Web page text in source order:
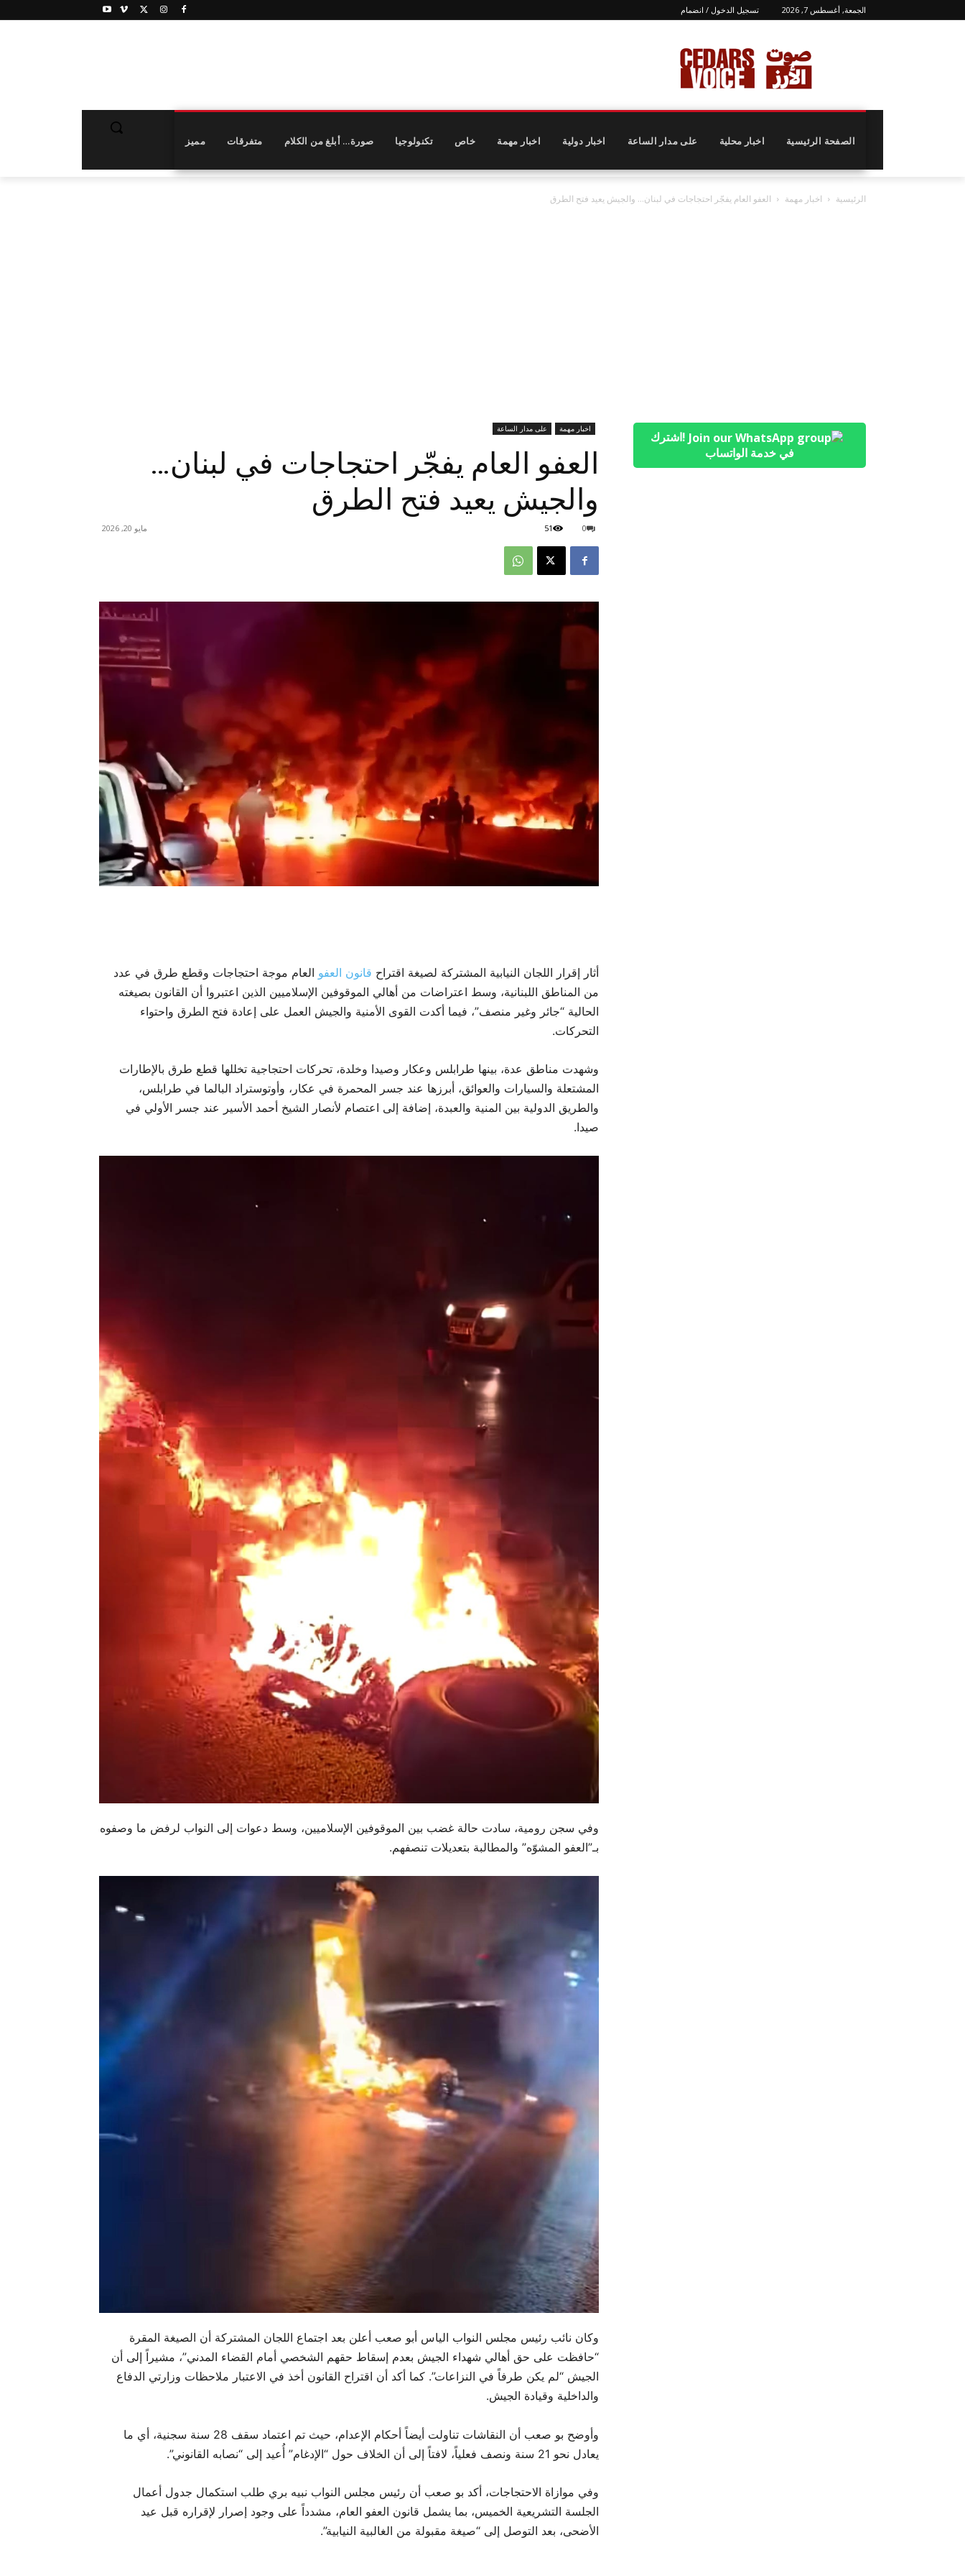
الجمعة, أغسطس 7, 2026 تسجيل الدخول / انضمام
الصفحة الرئيسية اخبار محلية على مدار الساعة اخبار دولية اخبار مهمة خاص تكنولوجيا صورة… أبلغ من الكلام متفرقات مميز
الرئيسية اخبار مهمة العفو العام يفجّر احتجاجات في لبنان… والجيش يعيد فتح الطرق
اخبار مهمة على مدار الساعة
العفو العام يفجّر احتجاجات في لبنان…
والجيش يعيد فتح الطرق
مايو 20, 2026 0
51
أثار إقرار اللجان النيابية المشتركة لصيغة اقتراح قانون العفو العام موجة احتجاجات وقطع طرق في عدد
من المناطق اللبنانية، وسط اعتراضات من أهالي الموقوفين الإسلاميين الذين اعتبروا أن القانون بصيغته
الحالية “جائر وغير منصف”، فيما أكدت القوى الأمنية والجيش العمل على إعادة فتح الطرق واحتواء
التحركات.
وشهدت مناطق عدة، بينها طرابلس وعكار وصيدا وخلدة، تحركات احتجاجية تخللها قطع طرق بالإطارات
المشتعلة والسيارات والعوائق، أبرزها عند جسر المحمرة في عكار، وأوتوستراد البالما في طرابلس،
والطريق الدولية بين المنية والعبدة، إضافة إلى اعتصام لأنصار الشيخ أحمد الأسير عند جسر الأولي في
صيدا.
وفي سجن رومية، سادت حالة غضب بين الموقوفين الإسلاميين، وسط دعوات إلى النواب لرفض ما وصفوه
بـ”العفو المشوّه” والمطالبة بتعديلات تنصفهم.
وكان نائب رئيس مجلس النواب الياس أبو صعب أعلن بعد اجتماع اللجان المشتركة أن الصيغة المقرة
“حافظت على حق أهالي شهداء الجيش بعدم إسقاط حقهم الشخصي أمام القضاء المدني”، مشيراً إلى أن
الجيش “لم يكن طرفاً في النزاعات”. كما أكد أن اقتراح القانون أخذ في الاعتبار ملاحظات وزارتي الدفاع
والداخلية وقيادة الجيش.
وأوضح بو صعب أن النقاشات تناولت أيضاً أحكام الإعدام، حيث تم اعتماد سقف 28 سنة سجنية، أي ما
يعادل نحو 21 سنة ونصف فعلياً، لافتاً إلى أن الخلاف حول “الإدغام” أُعيد إلى “نصابه القانوني”.
وفي موازاة الاحتجاجات، أكد بو صعب أن رئيس مجلس النواب نبيه بري طلب استكمال جدول أعمال
الجلسة التشريعية الخميس، بما يشمل قانون العفو العام، مشدداً على وجود إصرار لإقراره قبل عيد
الأضحى، بعد التوصل إلى “صيغة مقبولة من الغالبية النيابية”.
!اشترك
في خدمة الواتساب